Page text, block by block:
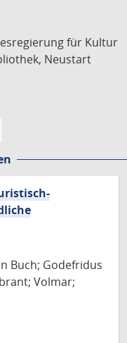
für Kultur
Neustart
Buch; Godefridus
Volmar;